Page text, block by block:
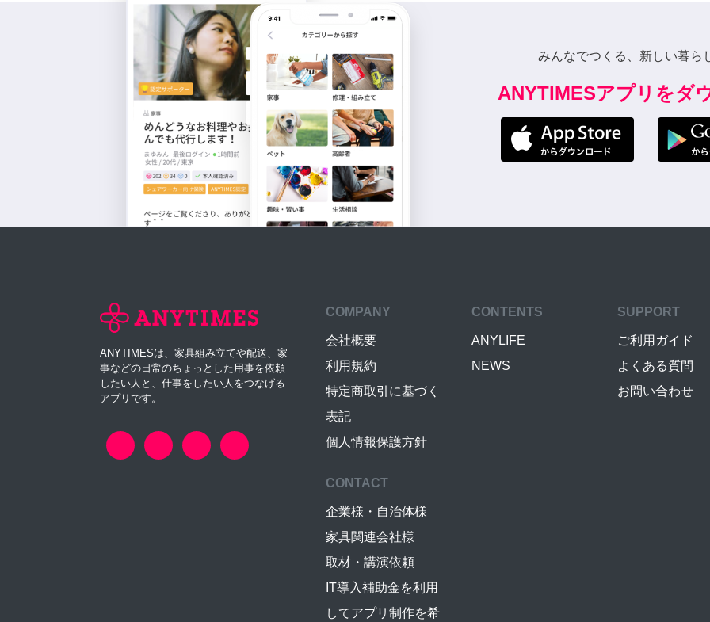
みんなでつくる、新しい暮ら
ANYTIMESアプリをダ
ANYTIMESは、家具組み立てや配送、家
事などの日常のちょっとした用事を依頼
したい人と、仕事をしたい人をつなげる
アプリです。
COMPANY
会社概要
利用規約
特定商取引に基づく
表記
個人情報保護方針
CONTENTS
ANYLIFE
NEWS
SUPPORT
ご利用ガイド
よくある質問
お問い合わせ
CONTACT
企業様・自治体様
家具関連会社様
取材・講演依頼
IT導入補助金を利用
してアプリ制作を希